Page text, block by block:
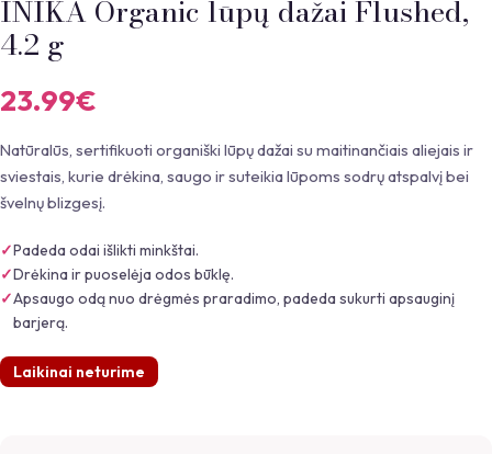
INIKA Organic lūpų dažai Flushed,
4.2 g
23.99€
Natūralūs, sertifikuoti organiški lūpų dažai su maitinančiais aliejais ir
sviestais, kurie drėkina, saugo ir suteikia lūpoms sodrų atspalvį bei
švelnų blizgesį.
Padeda odai išlikti minkštai.
Drėkina ir puoselėja odos būklę.
Apsaugo odą nuo drėgmės praradimo, padeda sukurti apsauginį
barjerą.
Laikinai neturime